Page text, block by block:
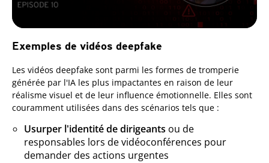
Exemples de vidéos deepfake
Les vidéos deepfake sont parmi les formes de tromperie
générée par l'IA les plus impactantes en raison de leur
réalisme visuel et de leur influence émotionnelle. Elles sont
couramment utilisées dans des scénarios tels que :
Usurper l'identité de dirigeants ou de
responsables lors de vidéoconférences pour
demander des actions urgentes